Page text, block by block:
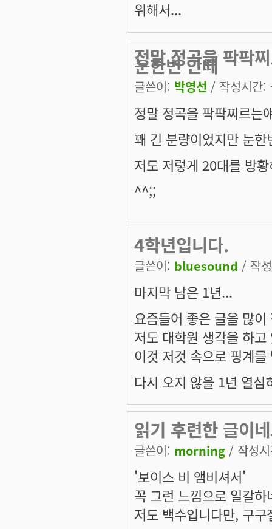
위해서...
정말 정곡을 팍팍
눈한번 안떼
글쓴이: 박영선 / 작성시간
정말 정곡을 팍팍찌르는
꽤 긴 분량이었지만 눈
저도 저렇게 20대를 방
^^;;
4학년입니다.
글쓴이: bluesound / 작
마지막 남은 1년...
요즘들어 좋은 글을 많이
저도 대학원 생각을 하고
이것 저것 속으로 핑계
다시 오지 않을 1년 열
읽기 후련한 글이
글쓴이: morning / 작성
'보이스 비 앰비셔서'
꼭 그런 느낌으로 일갈하
저도 백수입니다만, 구